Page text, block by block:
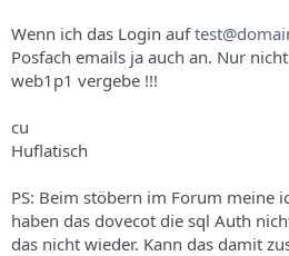
Wenn ich das Login auf
Posfach emails ja auch an. Nur
web1p1 vergebe !!!
cu
Huflatisch
PS: Beim stöbern im Forum meine
haben das dovecot die sql Auth
das nicht wieder. Kann das damit